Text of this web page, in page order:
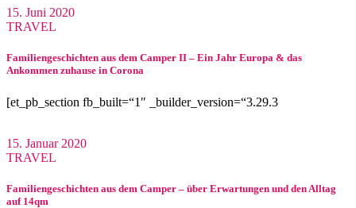
15. Juni 2020
TRAVEL
Familiengeschichten aus dem Camper II – Ein Jahr Europa & das
Ankommen zuhause in Corona
[et_pb_section fb_built=“1″ _builder_version=“3.29.3
15. Januar 2020
TRAVEL
Familiengeschichten aus dem Camper – über Erwartungen und den Alltag
auf 14qm